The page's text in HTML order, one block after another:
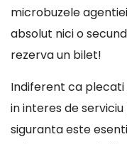
microbuzele
absolut nici o
rezerva un bilet!
Indiferent ca
in interes de
siguranta este